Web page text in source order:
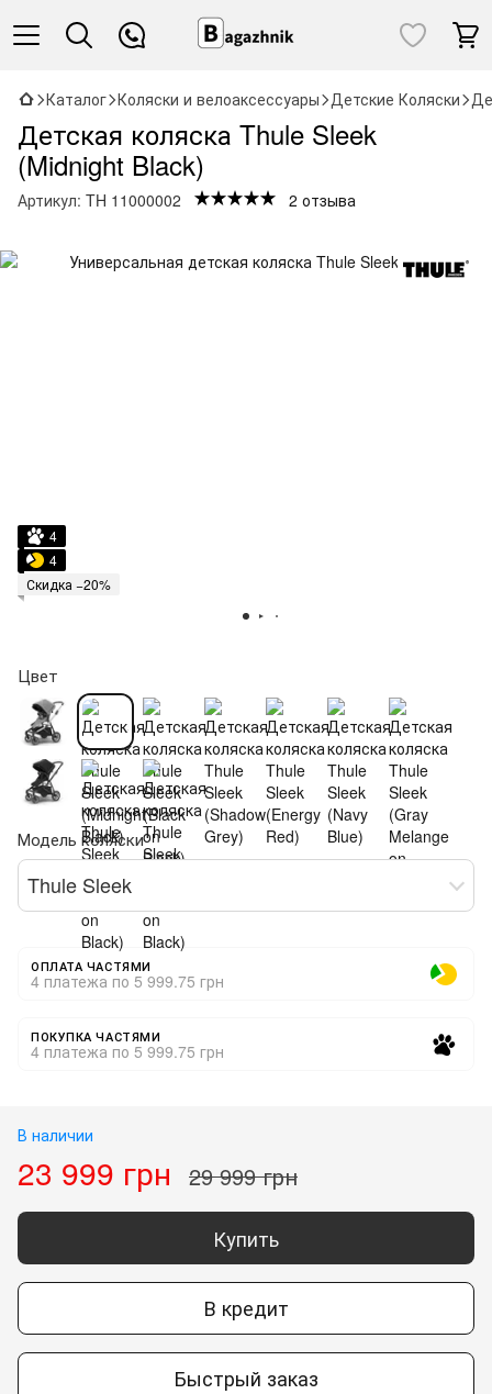
Каталог Коляски и велоаксессуары Детские Коляски
Детская коляска Thule Sleek
(Midnight Black)
Артикул: TH 11000002 2 отзыва
4
4
Скидка −20%
Цвет
Модель коляски
Thule Sleek
ОПЛАТА ЧАСТЯМИ
4 платежа по 5 999.75 грн
ПОКУПКА ЧАСТЯМИ
4 платежа по 5 999.75 грн
В наличии
23 999 грн 29 999 грн
Купить
В кредит
Быстрый заказ